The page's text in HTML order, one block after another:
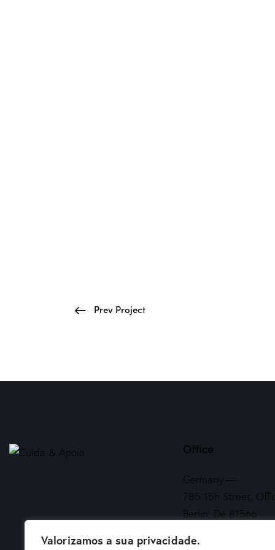
Valorizamos a sua privacidade.
Prev Project
Office
Germany —
785 15h Street,
Berlin, De 81566
info@email.com